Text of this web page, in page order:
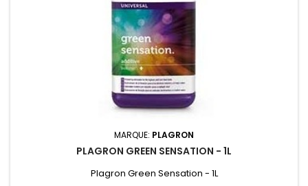
MARQUE: PLAGRON
PLAGRON GREEN SENSATION - 1L
Plagron Green Sensation - 1L